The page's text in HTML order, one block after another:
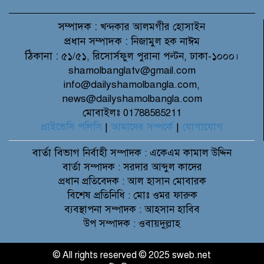
সম্পাদক : খন্দকার আলমগীর হোসাইন
প্রধান সম্পাদক : নিজামুল হক নাঈম
ঠিকানা : ৫১/৫১, রিসোর্সফুল পুরানা পল্টন, ঢাকা-১০০০।
shamolbanglatv@gmail.com
info@dailyshamolbangla.com,
news@dailyshamolbangla.com
মোবাইলঃ 01788585211
প্রাইভেসি পলিসি | আমাদের সম্পর্কে | যোগাযোগ
বার্তা বিভাগনির্বাহী সম্পাদক : একেএম কামাল উদ্দিন
বার্তা সম্পাদক : সরদার আব্দুল কাদের
প্রধান প্রতিবেদক : আল হাসান মোবারক
বিশেষ প্রতিনিধি : মোঃ ওমর ফারুক
ব্যবস্থাপনা সম্পাদক : আহসান হাবিব
উপ সম্পাদক : ওবায়দুল্লাহ
© All rights reserved © 2025 sweb.net